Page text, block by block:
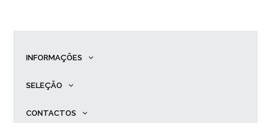
INFORMAÇÕES
SELEÇÃO
CONTACTOS